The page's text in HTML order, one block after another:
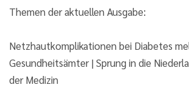
Themen der aktuellen Ausgabe:
Netzhautkomplikationen bei Diabetes
Gesundheitsämter | Sprung in die
der Medizin